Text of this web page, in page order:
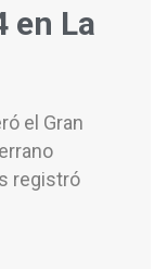
en La
el Gran
registró